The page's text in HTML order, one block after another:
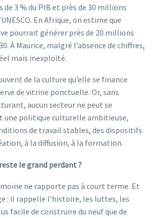
3 % du PIB et près de 30 millions
En Afrique, on estime que
pourrait générer près de 20 millions
À Maurice, malgré l’absence de chiffres,
mais inexploité.
de la culture qu’elle se finance
de vitrine ponctuelle. Or, sans
aucun secteur ne peut se
une politique culturelle ambitieuse,
de travail stables, des dispositifs
à la diffusion, à la formation.
le grand perdant ?
ne rapporte pas à court terme. Et
: il rappelle l’histoire, les luttes, les
facile de construire du neuf que de